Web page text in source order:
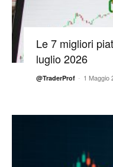
Le 7 migliori
luglio 2026
@TraderProf - 1 Maggio